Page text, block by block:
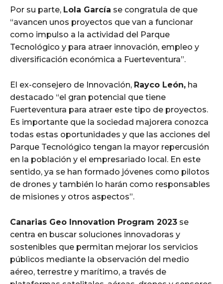
Por su parte, Lola García se congratula de que
“avancen unos proyectos que van a funcionar
como impulso a la actividad del Parque
Tecnológico y para atraer innovación, empleo y
diversificación económica a Fuerteventura”.
El ex-consejero de Innovación, Rayco León, ha
destacado “el gran potencial que tiene
Fuerteventura para atraer este tipo de proyectos.
Es importante que la sociedad majorera conozca
todas estas oportunidades y que las acciones del
Parque Tecnológico tengan la mayor repercusión
en la población y el empresariado local. En este
sentido, ya se han formado jóvenes como pilotos
de drones y también lo harán como responsables
de misiones y otros aspectos”.
Canarias Geo Innovation Program 2023 se
centra en buscar soluciones innovadoras y
sostenibles que permitan mejorar los servicios
públicos mediante la observación del medio
aéreo, terrestre y marítimo, a través de